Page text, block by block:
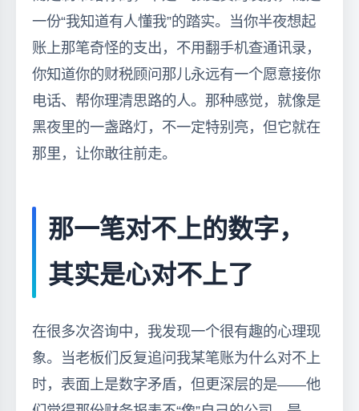
一份“我知道有人懂我”的踏实。当你半夜想起
账上那笔奇怪的支出，不用翻手机查通讯录，
你知道你的财税顾问那儿永远有一个愿意接你
电话、帮你理清思路的人。那种感觉，就像是
黑夜里的一盏路灯，不一定特别亮，但它就在
那里，让你敢往前走。
那一笔对不上的数字，
其实是心对不上了
在很多次咨询中，我发现一个很有趣的心理现
象。当老板们反复追问我某笔账为什么对不上
时，表面上是数字矛盾，但更深层的是——他